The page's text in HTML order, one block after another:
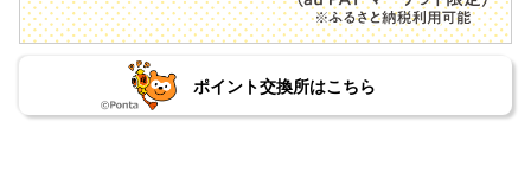
ポイント交換所はこちら